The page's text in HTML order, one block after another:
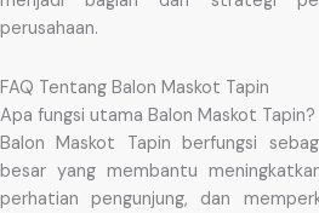
perusahaan.
FAQ Tentang Balon Maskot Tapin
Apa fungsi utama Balon Maskot Tapin?
Balon Maskot Tapin berfungsi
besar yang membantu
perhatian pengunjung, dan